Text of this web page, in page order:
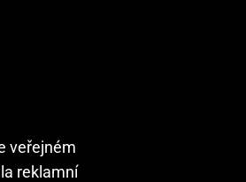
veřejném
reklamní